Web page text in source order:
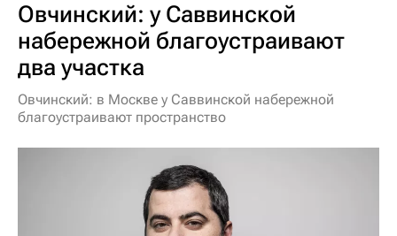
Овчинский: у Саввинской
набережной благоустраивают
два участка
Овчинский: в Москве у Саввинской набережной
благоустраивают пространство